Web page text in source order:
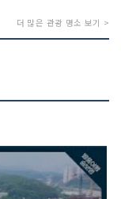
더 많은 관광 명소 보기 >